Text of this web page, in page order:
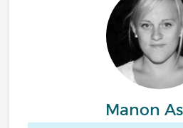
Manon